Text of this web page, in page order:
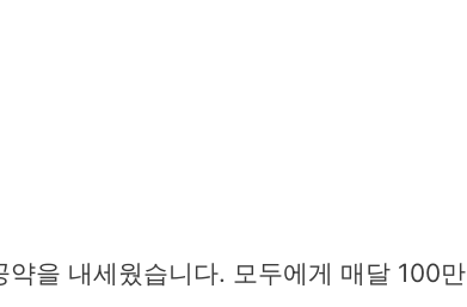
을 내세웠습니다. 모두에게 매달 100만